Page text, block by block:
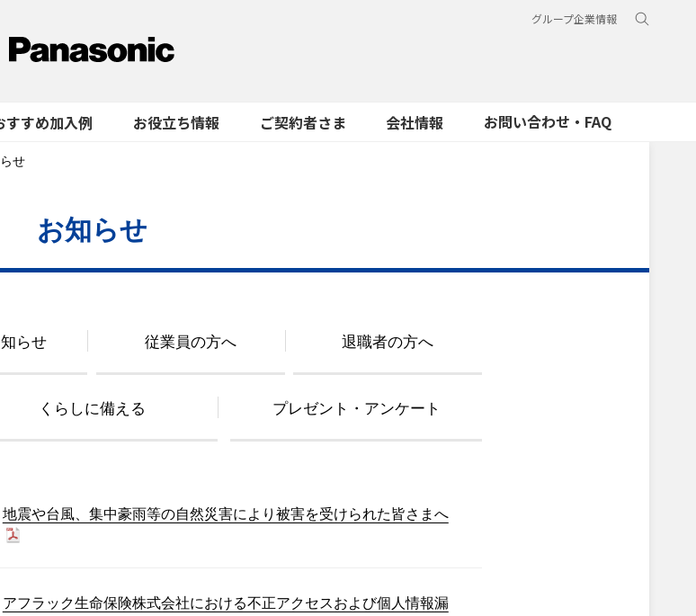
グループ企業情報
すすめ加入例 お役立ち情報 ご契約者さま 会社情報 お問い合わせ・FAQ
せ
お知らせ
らせ 従業員の方へ 退職者の方へ
くらしに備える プレゼント・アンケート
地震や台風、集中豪雨等の自然災害により被害を受けられた皆さまへ
アフラック生命保険株式会社における不正アクセスおよび個人情報漏